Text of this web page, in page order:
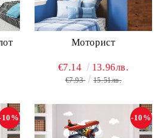
Моторист
€7.14 13.96лв.
€7.93 15.51лв.
10% -10%